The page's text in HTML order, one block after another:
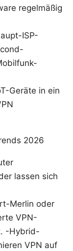
regelmäßig
ISP-
Geräte in ein
2026
lassen sich
Merlin oder
VPN-
-Hybrid-
VPN auf